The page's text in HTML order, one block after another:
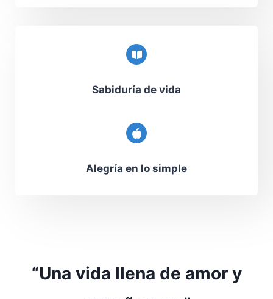
Sabiduría de vida
Alegría en lo simple
“Una vida llena de amor y